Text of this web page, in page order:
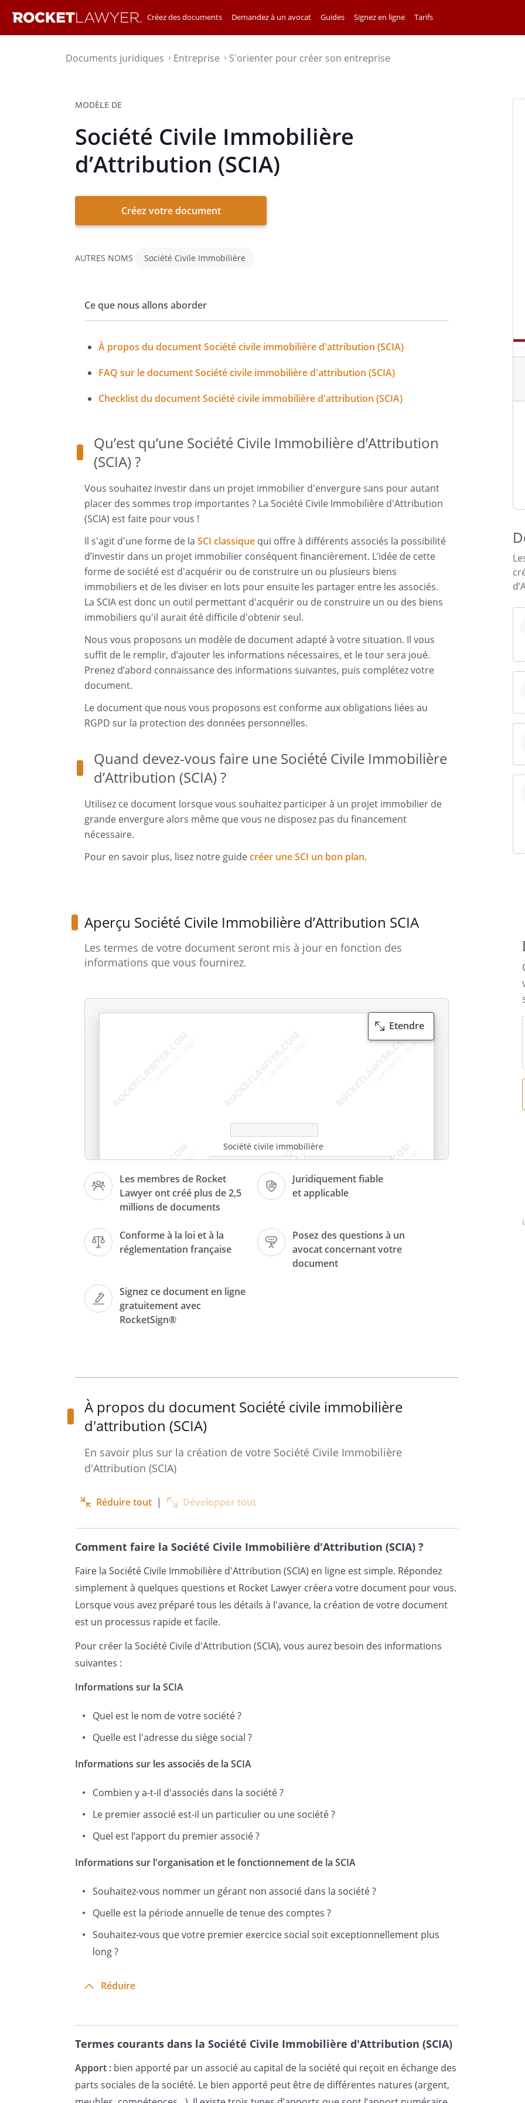
Créez des documents Demandez à un avocat Guides Signez en ligne Tarifs
Documents juridiques⌃ Entreprise⌃ S'orienter pour créer son entreprise
MODÈLE DE
Société Civile Immobilière
d’Attribution (SCIA)
Créez votre document
AUTRES NOMS Société Civile Immobilière
Ce que nous allons aborder
À propos du document Société civile immobilière d'attribution (SCIA)
FAQ sur le document Société civile immobilière d'attribution (SCIA)
Checklist du document Société civile immobilière d'attribution (SCIA)
Qu’est qu’une Société Civile Immobilière d’Attribution
(SCIA) ?
Vous souhaitez investir dans un projet immobilier d'envergure sans pour autant
placer des sommes trop importantes ? La Société Civile Immobilière d'Attribution
(SCIA) est faite pour vous !
Il s'agit d'une forme de la SCI classique qui offre à différents associés la possibilité
d’investir dans un projet immobilier conséquent financièrement. L’idée de cette
forme de société est d'acquérir ou de construire un ou plusieurs biens
immobiliers et de les diviser en lots pour ensuite les partager entre les associés.
La SCIA est donc un outil permettant d'acquérir ou de construire un ou des biens
immobiliers qu'il aurait été difficile d'obtenir seul.
Nous vous proposons un modèle de document adapté à votre situation. Il vous
suffit de le remplir, d’ajouter les informations nécessaires, et le tour sera joué.
Prenez d’abord connaissance des informations suivantes, puis complétez votre
document.
Le document que nous vous proposons est conforme aux obligations liées au
RGPD sur la protection des données personnelles.
Quand devez-vous faire une Société Civile Immobilière
d’Attribution (SCIA) ?
Utilisez ce document lorsque vous souhaitez participer à un projet immobilier de
grande envergure alors même que vous ne disposez pas du financement
nécessaire.
Pour en savoir plus, lisez notre guidecréer une SCI un bon plan.
Aperçu Société Civile Immobilière d’Attribution SCIA
Les termes de votre document seront mis à jour en fonction des
informations que vous fournirez.
Les membres de Rocket
Lawyer ont créé plus de 2,5
millions de documents
Juridiquement fiable
et applicable
Conforme à la loi et à la
réglementation française
Posez des questions à un
avocat concernant votre
document
Signez ce document en ligne
gratuitement avec
RocketSign®
Etendre
Société civile immobilière
Siège social :
Société en cours de constitution
Ont établi ainsi qu'il suit :
Les statuts d'une société civile immobilière devant exister entre eux et
d'associé.
Article 1 - Forme
celles qui pourraient l'être ultérieurement, une société civile immobilière
régie par les articles 1832 à 1870-1 du Code civil, le décret n° 78-704 du 3
que par les présents statuts.
Article 2 - Objet
La Société a pour objet :
- l'emprunt de tous fonds nécessaires à la réalisation de cet objet, et la
la conclusion de ces emprunts.
Et plus généralement, toutes opérations financières, mobilières
À propos du document Société civile immobilière
d'attribution (SCIA)
En savoir plus sur la création de votre Société Civile Immobilière
d'Attribution (SCIA)
Réduire tout | Développer tout
Comment faire la Société Civile Immobilière d'Attribution (SCIA) ?
Faire la Société Civile Immobilière d'Attribution (SCIA) en ligne est simple. Répondez
simplement à quelques questions et Rocket Lawyer créera votre document pour vous.
Lorsque vous avez préparé tous les détails à l'avance, la création de votre document
est un processus rapide et facile.
Pour créer la Société Civile d'Attribution (SCIA), vous aurez besoin des informations
suivantes :
Informations sur la SCIA
Quel est le nom de votre société ?
Quelle est l'adresse du siège social ?
Informations sur les associés de la SCIA
Combien y a-t-il d'associés dans la société ?
Le premier associé est-il un particulier ou une société ?
Quel est l’apport du premier associé ?
Informations sur l'organisation et le fonctionnement de la SCIA
Souhaitez-vous nommer un gérant non associé dans la société ?
Quelle est la période annuelle de tenue des comptes ?
Souhaitez-vous que votre premier exercice social soit exceptionnellement plus
long ?
Réduire
Termes courants dans la Société Civile Immobilière d'Attribution (SCIA)
Apport : bien apporté par un associé au capital de la société qui reçoit en échange des
parts sociales de la société. Le bien apporté peut être de différentes natures (argent,